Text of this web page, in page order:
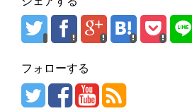
フォローする